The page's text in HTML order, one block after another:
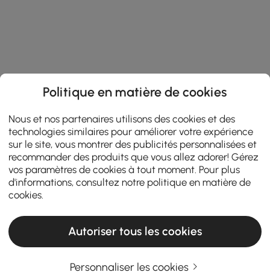
Politique en matière de cookies
Nous et nos partenaires utilisons des cookies et des
technologies similaires pour améliorer votre expérience
sur le site, vous montrer des publicités personnalisées et
recommander des produits que vous allez adorer! Gérez
vos paramètres de cookies à tout moment. Pour plus
d'informations, consultez notre politique en matière de
cookies
Autoriser tous les cookies
Personnaliser les cookies